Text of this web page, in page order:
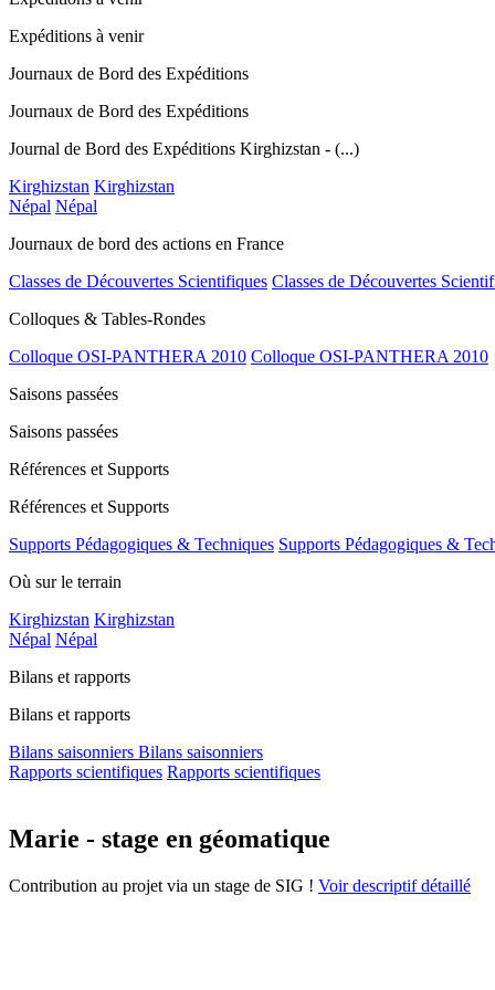
Expéditions à venir
Journaux de Bord des Expéditions
Journaux de Bord des Expéditions
Journal de Bord des Expéditions Kirghizstan - (...)
Kirghizstan Kirghizstan
Népal Népal
Journaux de bord des actions en France
Classes de Découvertes Scientifiques Classes de Découvertes
Colloques & Tables-Rondes
Colloque OSI-PANTHERA 2010 Colloque OSI-PANTHERA 2010
Saisons passées
Saisons passées
Références et Supports
Références et Supports
Supports Pédagogiques & Techniques Supports Pédagogiques &
Où sur le terrain
Kirghizstan Kirghizstan
Népal Népal
Bilans et rapports
Bilans et rapports
Bilans saisonniers Bilans saisonniers
Rapports scientifiques Rapports scientifiques
Marie - stage en géomatique
Contribution au projet via un stage de SIG ! Voir descriptif détaillé